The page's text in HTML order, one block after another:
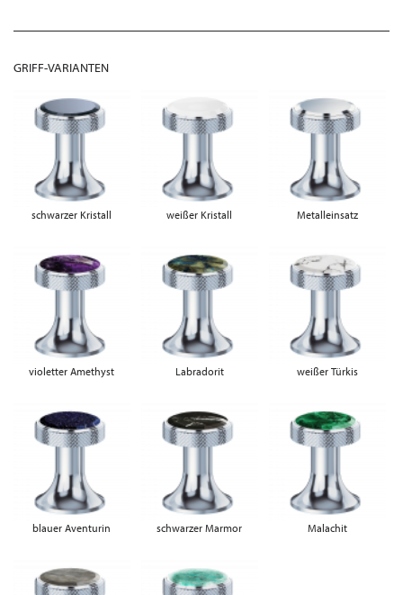
GRIFF-VARIANTEN
schwarzer Kristall weißer Kristall Metalleinsatz
violetter Amethyst Labradorit weißer Türkis
blauer Aventurin schwarzer Marmor Malachit